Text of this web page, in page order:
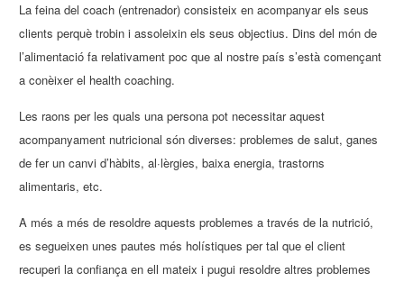
La feina del coach (entrenador) consisteix en acompanyar els seus
clients perquè trobin i assoleixin els seus objectius. Dins del món de
l’alimentació fa relativament poc que al nostre país s’està començant
a conèixer el health coaching.
Les raons per les quals una persona pot necessitar aquest
acompanyament nutricional són diverses: problemes de salut, ganes
de fer un canvi d’hàbits, al·lèrgies, baixa energia, trastorns
alimentaris, etc.
A més a més de resoldre aquests problemes a través de la nutrició,
es segueixen unes pautes més holístiques per tal que el client
recuperi la confiança en ell mateix i pugui resoldre altres problemes